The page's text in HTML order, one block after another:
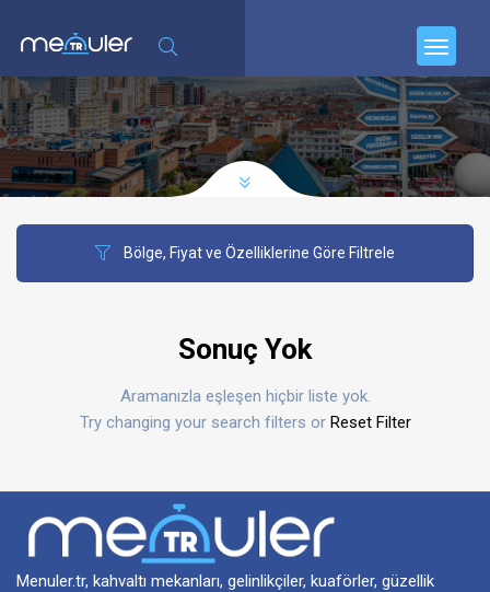
Bölge, Fiyat ve Özelliklerine Göre Filtrele
Sonuç Yok
Aramanızla eşleşen hiçbir liste yok.
Try changing your search filters or Reset Filter
Menuler.tr, kahvaltı mekanları, gelinlikçiler, kuaförler, güzellik